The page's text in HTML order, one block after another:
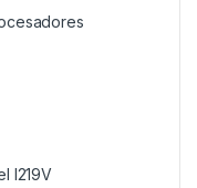
I219V